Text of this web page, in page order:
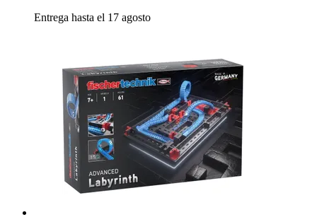
Entrega hasta el 17 agosto